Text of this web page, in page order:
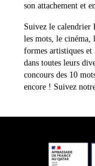
son attachement et
Suivez le calendrier
les mots, le cinéma,
formes artistiques et
dans toutes leurs
concours des 10
encore ! Suivez